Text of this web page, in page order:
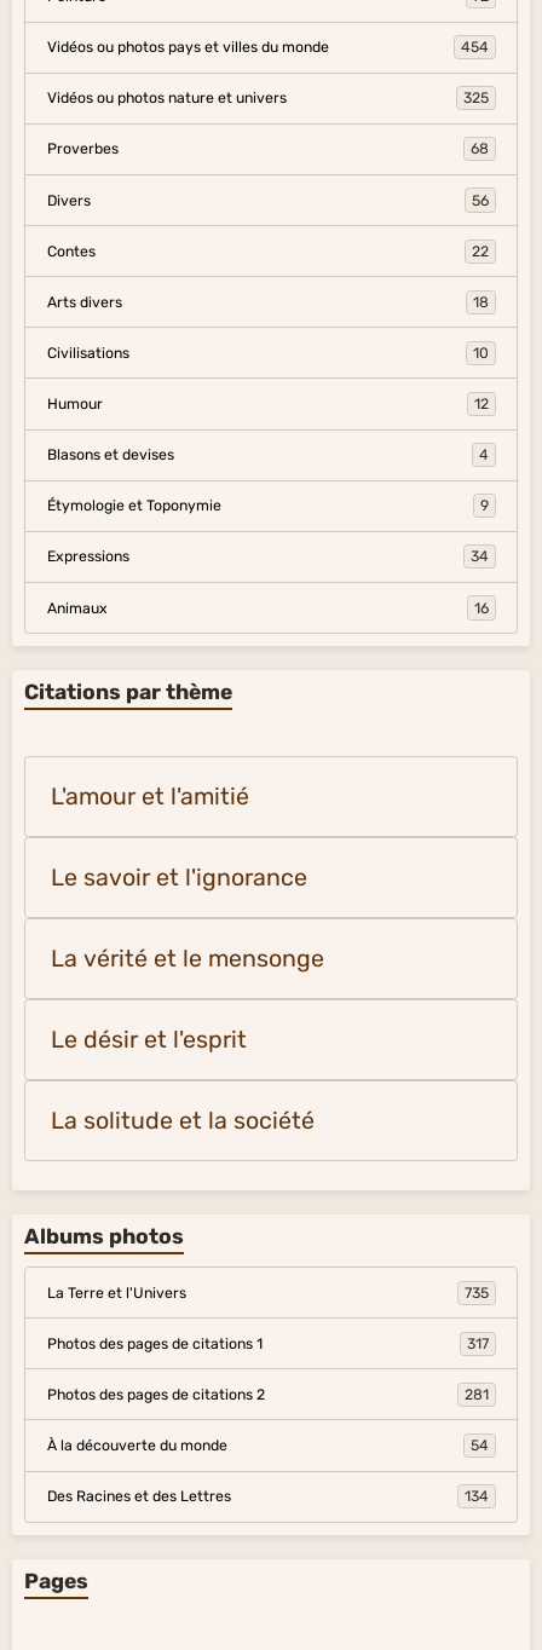
Vidéos ou photos pays et villes du monde 454
Vidéos ou photos nature et univers 325
Proverbes 68
Divers 56
Contes 22
Arts divers 18
Civilisations 10
Humour 12
Blasons et devises 4
Étymologie et Toponymie 9
Expressions 34
Animaux 16
Citations par thème
L'amour et l'amitié
Le savoir et l'ignorance
La vérité et le mensonge
Le désir et l'esprit
La solitude et la société
Albums photos
La Terre et l'Univers 735
Photos des pages de citations 1 317
Photos des pages de citations 2 281
À la découverte du monde 54
Des Racines et des Lettres 134
Pages